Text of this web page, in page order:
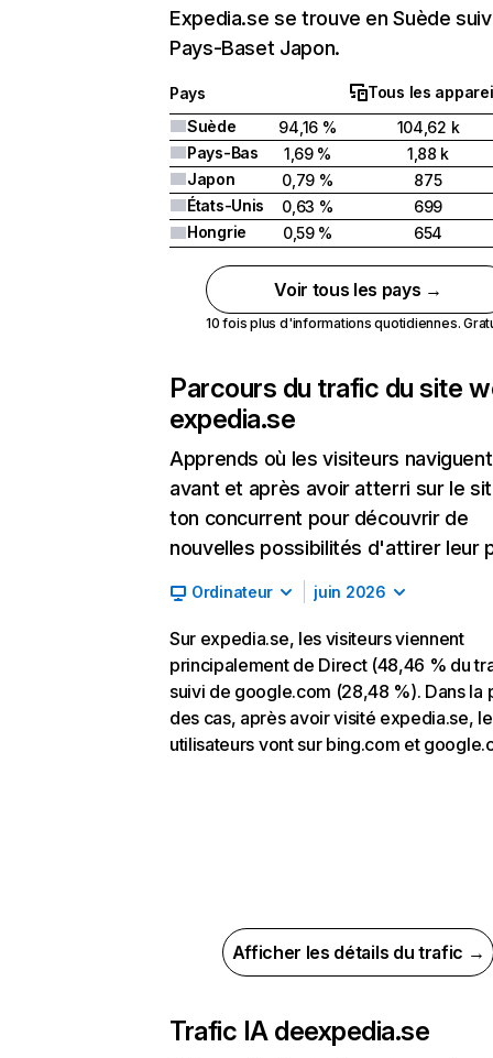
Expedia.se se trouve en Suède
Pays-Baset Japon.
Pays
Tous les
Suède
94,16 %
104,62 k
Pays-Bas
1,69 %
1,88 k
Japon
0,79 %
875
États-Unis
0,63 %
699
Hongrie
0,59 % 654
Voir tous les pays →
10 fois plus d'informations quotidiennes.
Parcours du trafic du site
expedia.se
Apprends où les visiteurs naviguent
avant et après avoir atterri sur le
ton concurrent pour découvrir de
nouvelles possibilités d'attirer leur
Ordinateur juin 2026
Sur expedia.se, les visiteurs viennent
principalement de Direct (48,46 % du
suivi de google.com (28,48 %). Dans la
des cas, après avoir visité expedia.se,
utilisateurs vont sur bing.com et
Afficher les détails du trafic →
Trafic IA deexpedia.se